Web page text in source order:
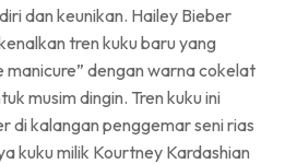
dan keunikan. Hailey Bieber
tren kuku baru yang
dengan warna cokelat
musim dingin. Tren kuku ini
di kalangan penggemar seni rias
kuku milik Kourtney Kardashian